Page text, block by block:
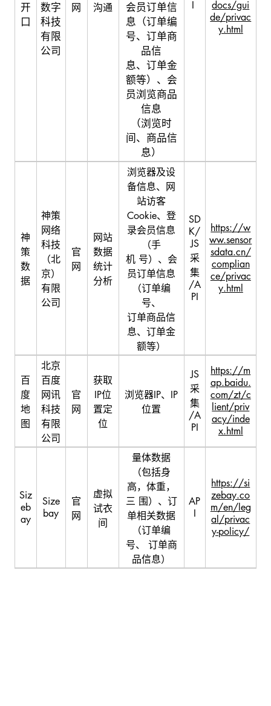
开
口
数字
科技
有限
公司
网
沟通
会员订单信
息（订单编
号、订单商
品信
息、订单金
额等）、会
员浏览商品
信息
（浏览时
间、商品信
息）
docs/gui
de/privac
y.html
神
策
数
据
神策
网络
科技
（北
京）
有限
公司
官
网
网站
数据
统计
分析
浏览器及设
备信息、网
站访客
Cookie、登
录会员信息
（手
机 号）、会
员订单信息
（订单编
号、
订单商品信
息、订单金
额等）
SD
K/
JS
采
集
/A
PI
https://w
ww.sensor
sdata.cn/
complian
ce/privac
y.html
百
度
地
图
北京
百度
网讯
科技
有限
公司
官
网
获取
IP位
置定
位
浏览器IP、IP
位置
JS
采
集
/A
PI
https://m
ap.baidu.
com/zt/c
lient/priv
acy/inde
x.html
Siz
eb
ay
Size
bay
官
网
虚拟
试衣
间
量体数据
（包括身
高，体重，
三 围）、订
单相关数据
（订单编
号、 订单商
品信息）
AP
https://si
zebay.co
m/en/leg
al/privac
y-policy/